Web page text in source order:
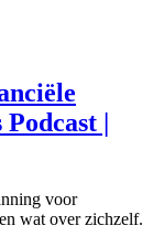
|
voor
wat over zichzelf.